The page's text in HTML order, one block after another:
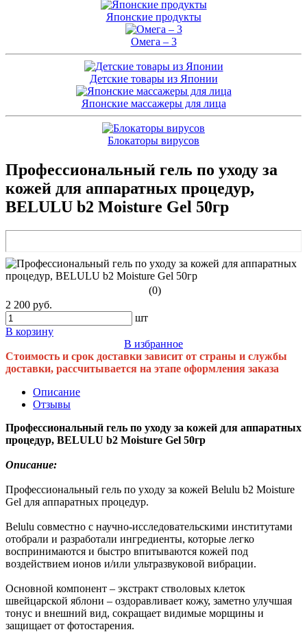
Японские продукты
Омега – 3
Детские товары из Японии
Японские массажеры для лица
Блокаторы вирусов
Профессиональный гель по уходу за
кожей для аппаратных процедур,
BELULU b2 Moisture Gel 50гр
(0)
2 200 руб.
шт
В корзину
В избранное
Стоимость и срок доставки зависит от страны и службы
доставки, рассчитывается на этапе оформления заказа
Описание
Отзывы
Профессиональный гель по уходу за кожей для аппаратных
процедур, BELULU b2 Moisture Gel 50гр
Описание:
Профессиональный гель по уходу за кожей Belulu b2 Moisture
Gel для аппаратных процедур.
Belulu совместно с научно-исследовательскими институтами
отобрали и разработали ингредиенты, которые легко
воспринимаются и быстро впитываются кожей под
воздействием ионов и/или ультразвуковой вибрации.
Основной компонент – экстракт стволовых клеток
швейцарской яблони – оздоравливает кожу, заметно улучшая
тонус и внешний вид, сокращает видимые морщины и
защищает от фотостарения.